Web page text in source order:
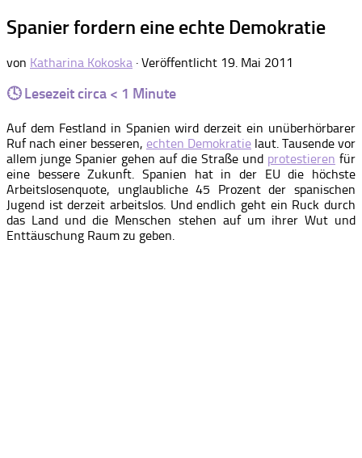
Spanier fordern eine echte Demokratie
von Katharina Kokoska · Veröffentlicht 19. Mai 2011
🕓 Lesezeit circa < 1 Minute
Auf dem Festland in Spanien wird derzeit ein unüberhörbarer
Ruf nach einer besseren, echten Demokratie laut. Tausende vor
allem junge Spanier gehen auf die Straße und protestieren für
eine bessere Zukunft. Spanien hat in der EU die höchste
Arbeitslosenquote, unglaubliche 45 Prozent der spanischen
Jugend ist derzeit arbeitslos. Und endlich geht ein Ruck durch
das Land und die Menschen stehen auf um ihrer Wut und
Enttäuschung Raum zu geben.